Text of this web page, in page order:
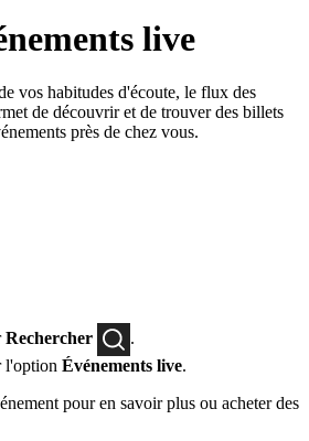
live
vos habitudes d'écoute, le flux des
de découvrir et de trouver des billets
près de chez vous.
Rechercher
.
l'option Événements live.
pour en savoir plus ou acheter des